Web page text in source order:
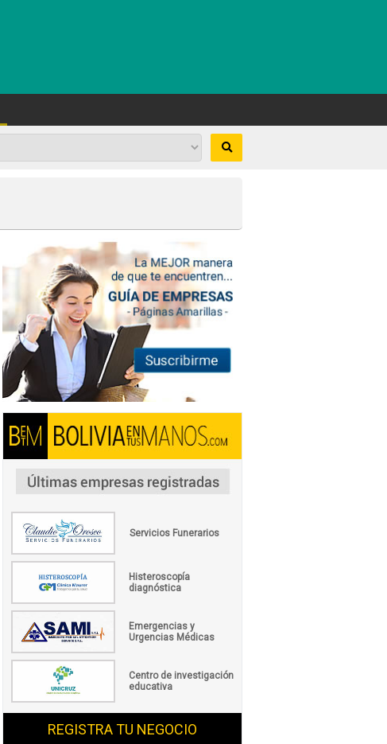
Servicios Funerarios
Histeroscopía
diagnóstica
Emergencias y
Urgencias Médicas
Centro de investigación
educativa
REGISTRA TU NEGOCIO